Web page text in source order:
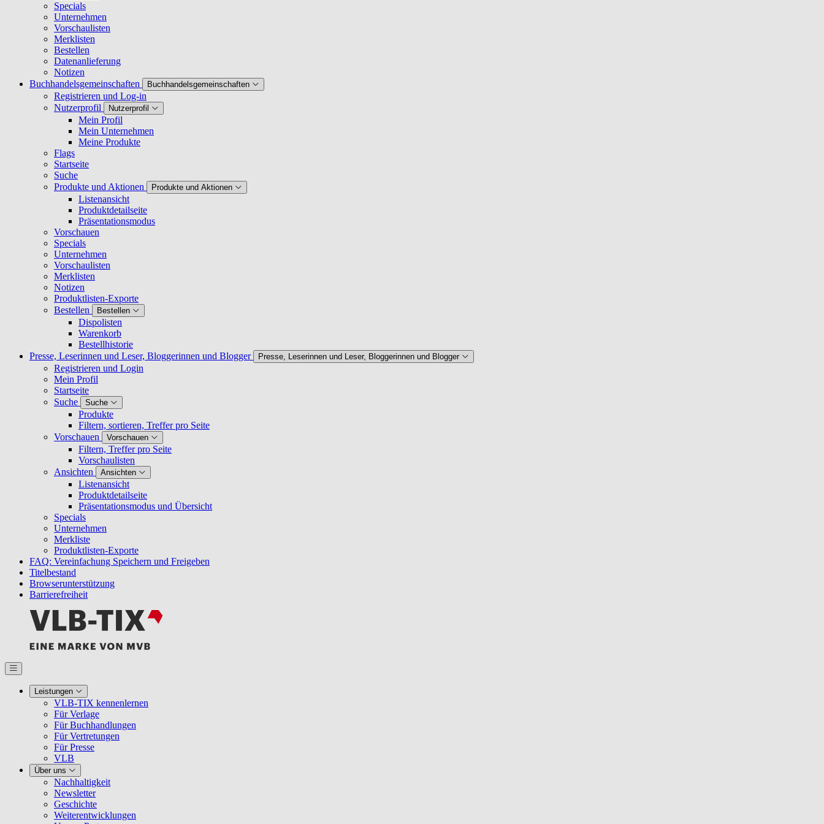
Specials
Unternehmen
Vorschaulisten
Merklisten
Bestellen
Datenanlieferung
Notizen
Buchhandelsgemeinschaften
Buchhandelsgemeinschaften
Registrieren und Log-in
Nutzerprofil
Nutzerprofil
Mein Profil
Mein Unternehmen
Meine Produkte
Flags
Startseite
Suche
Produkte und Aktionen
Produkte und Aktionen
Listenansicht
Produktdetailseite
Präsentationsmodus
Vorschauen
Specials
Unternehmen
Vorschaulisten
Merklisten
Notizen
Produktlisten-Exporte
Bestellen
Bestellen
Dispolisten
Warenkorb
Bestellhistorie
Presse, Leserinnen und Leser, Bloggerinnen und Blogger
Presse, Leserinnen und Leser, Bloggerinnen und Blogger
Registrieren und Login
Mein Profil
Startseite
Suche
Suche
Produkte
Filtern, sortieren, Treffer pro Seite
Vorschauen
Vorschauen
Filtern, Treffer pro Seite
Vorschaulisten
Ansichten
Ansichten
Listenansicht
Produktdetailseite
Präsentationsmodus und Übersicht
Specials
Unternehmen
Merkliste
Produktlisten-Exporte
FAQ: Vereinfachung Speichern und Freigeben
Titelbestand
Browserunterstützung
Barrierefreiheit
Leistungen
VLB-TIX kennenlernen
Für Verlage
Für Buchhandlungen
Für Vertretungen
Für Presse
VLB
Über uns
Nachhaltigkeit
Newsletter
Geschichte
Weiterentwicklungen